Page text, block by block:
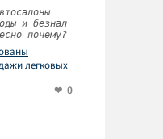
и безнал
почему?
легковых
0